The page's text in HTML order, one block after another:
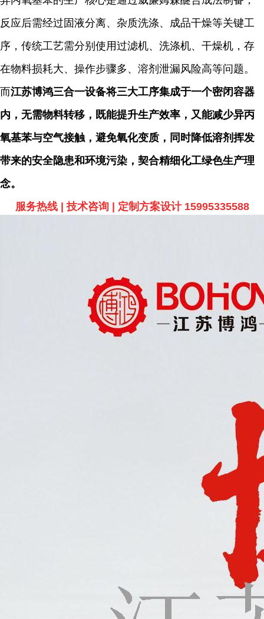
反应后需经过固液分离、杂质洗涤、成品干燥等关键工
序，传统工艺需分别使用过滤机、洗涤机、干燥机，存
在物料损耗大、操作步骤多、溶剂泄漏风险高等问题。
而江苏博鸿三合一设备将三大工序集成于一个密闭容器
内，无需物料转移，既能提升生产效率，又能减少异丙
氧基苯与空气接触，避免氧化变质，同时降低溶剂挥发
带来的安全隐患和环境污染，契合精细化工绿色生产理
念。
服务热线 | 技术咨询 | 定制方案设计 15995335588